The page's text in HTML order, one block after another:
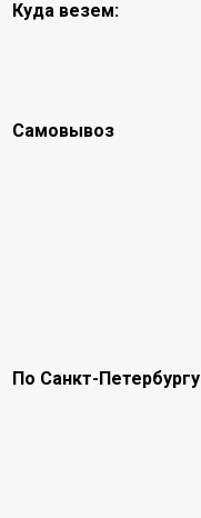
Куда везем:
Самовывоз
По Санкт-Петербургу